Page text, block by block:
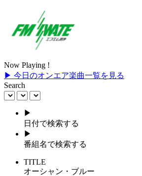
Now Playing !
▶ 今日のオンエア楽曲一覧を見る
Search
▶
日付で検索する
▶
番組名で検索する
TITLE
オーシャン・ブルー